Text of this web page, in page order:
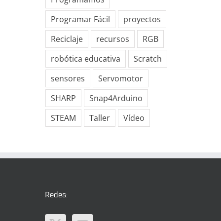
Programar Fácil
proyectos
Reciclaje
recursos
RGB
robótica educativa
Scratch
sensores
Servomotor
SHARP
Snap4Arduino
STEAM
Taller Vídeo
Redes: